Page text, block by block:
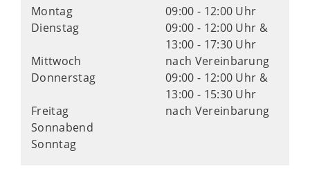
Montag
09:00 - 12:00 Uhr
Dienstag
09:00 - 12:00 Uhr &
13:00 - 17:30 Uhr
Mittwoch
nach Vereinbarung
Donnerstag
09:00 - 12:00 Uhr &
13:00 - 15:30 Uhr
Freitag
nach Vereinbarung
Sonnabend
Sonntag